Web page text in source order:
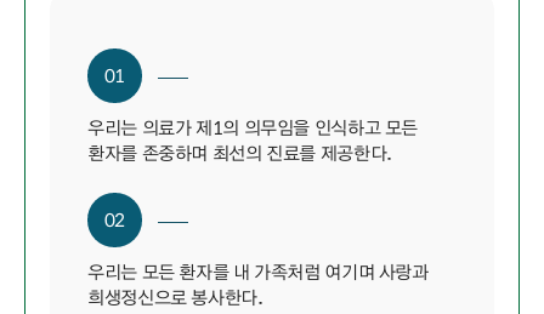
01
우리는 의료가 제1의 의무임을 인식하고 모든
환자를 존중하며 최선의 진료를 제공한다.
02
우리는 모든 환자를 내 가족처럼 여기며 사랑과
희생정신으로 봉사한다.